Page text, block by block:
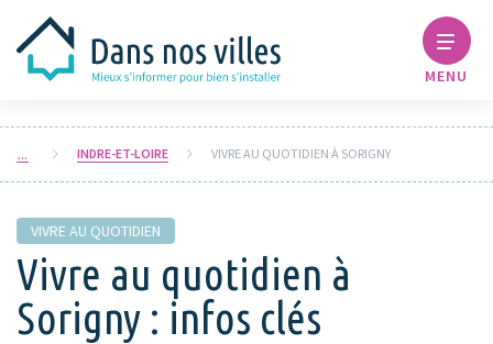
MENU
INDRE-ET-LOIRE VIVRE AU QUOTIDIEN À SORIGNY
VIVRE AU QUOTIDIEN
Vivre au quotidien à
Sorigny : infos clés